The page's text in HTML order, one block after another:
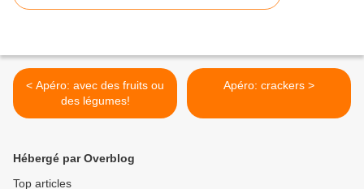
< Apéro: avec des fruits ou
des légumes!
Apéro: crackers >
Hébergé par Overblog
Top articles